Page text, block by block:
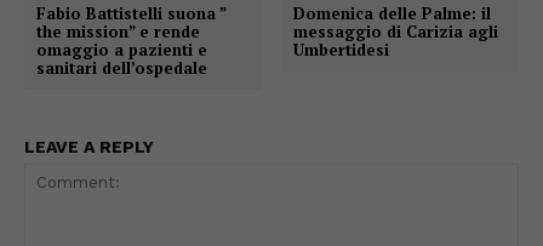
Fabio Battistelli suona ”
the mission” e rende
omaggio a pazienti e
sanitari dell’ospedale
Domenica delle Palme: il
messaggio di Carizia agli
Umbertidesi
LEAVE A REPLY